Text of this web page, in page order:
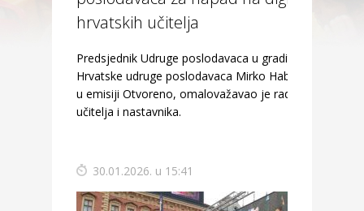
hrvatskih učitelja
Predsjednik Udruge poslodavaca u graditeljstvu
Hrvatske udruge poslodavaca Mirko Habijanec,
u emisiji Otvoreno, omalovažavao je rad
učitelja i nastavnika.
30.01.2026. u 15:41